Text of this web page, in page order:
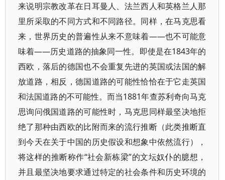
来说明宗教改革在日耳曼人、法兰西人和英格兰人那
里所采取的不同方式和不同路径。同样，在马克思看
来，世界历史的普遍性从来不意味着——也不可能意
味着——历史道路的抽象同一性。即使是在1843年的
西欧，落后的德国也不会重复先进的英国或法国的解
放道路，相反，德国道路的可能性恰恰在于它走英国
和法国道路的不可能性。而当1881年查苏利奇向马克
思询问俄国道路的可能性时，马克思同样最坚决地拒
绝了那种由西欧的比附而来的流行推断（此类推断直
到今天在关于中国的历史假设和想象中依然流行），
将这样的推断称作“社会新栋梁”的文坛奴仆的臆想，
并且最坚决地要求通过特定的社会条件和历史环境的